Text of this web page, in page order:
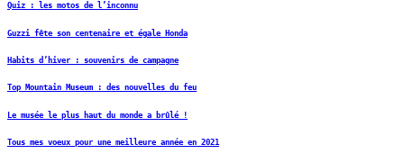
Quiz : les motos de l’inconnu
Guzzi fête son centenaire et égale Honda
Habits d’hiver : souvenirs de campagne
Top Mountain Museum : des nouvelles du feu
Le musée le plus haut du monde a brûlé !
Tous mes voeux pour une meilleure année en 2021